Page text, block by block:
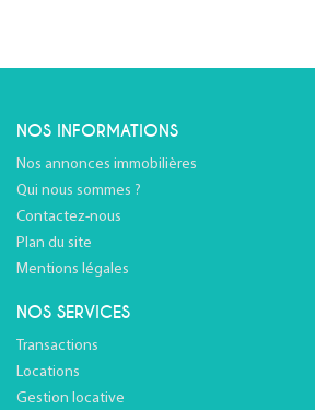
NOS INFORMATIONS
Nos annonces immobilières
Qui nous sommes ?
Contactez-nous
Plan du site
Mentions légales
NOS SERVICES
Transactions
Locations
Gestion locative